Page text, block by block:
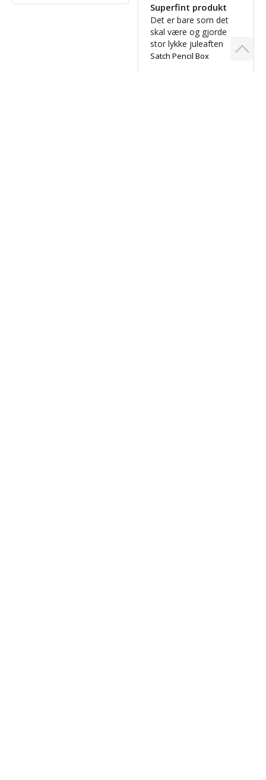
Superfint produkt
Det er bare som det
skal være og gjorde
stor lykke juleaften
Satch Pencil Box